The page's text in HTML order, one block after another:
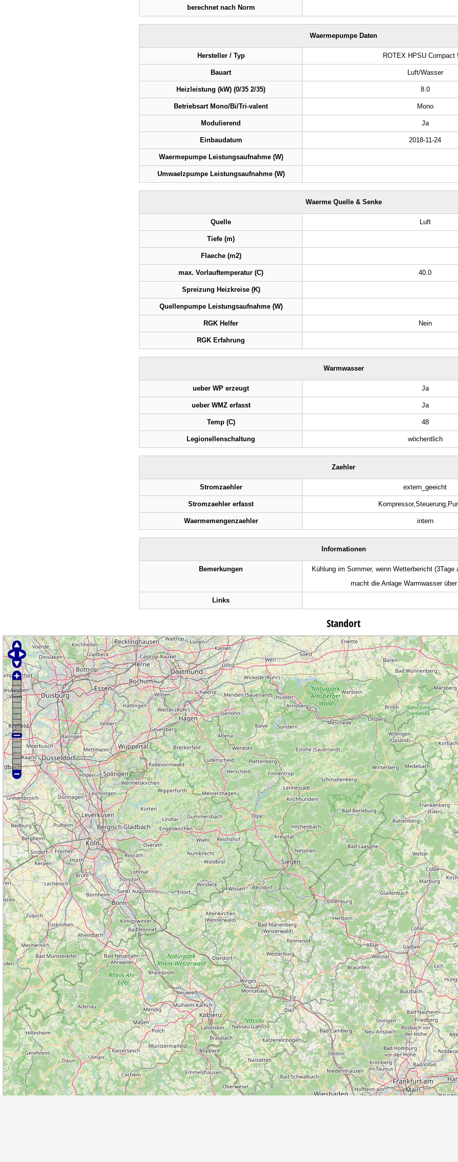
berechnet nach Norm
Waermepumpe Daten
Hersteller / Typ ROTEX HPSU Compact
Bauart Luft/Wasser
Heizleistung (kW) (0/35 2/35) 8.0
Betriebsart Mono/Bi/Tri-valent Mono
Modulierend Ja
Einbaudatum 2018-11-24
Waermepumpe Leistungsaufnahme (W)
Umwaelzpumpe Leistungsaufnahme (W)
Waerme Quelle & Senke
Quelle Luft
Tiefe (m)
Flaeche (m2)
max. Vorlauftemperatur (C) 40.0
Spreizung Heizkreise (K)
Quellenpumpe Leistungsaufnahme (W)
RGK Helfer Nein
RGK Erfahrung
Warmwasser
ueber WP erzeugt Ja
ueber WMZ erfasst Ja
Temp (C) 48
Legionellenschaltung wöchentlich
Zaehler
Stromzaehler extern_geeicht
Stromzaehler erfasst
Waermemengenzaehler intern
Informationen
Bemerkungen
Kühlung im Sommer, wenn Wetterbericht
macht die Anlage Warmwasser
Links
Standort